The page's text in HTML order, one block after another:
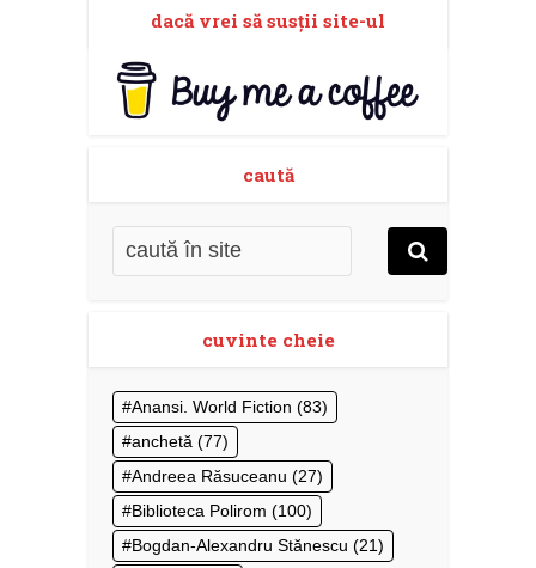
dacă vrei să susţii site-ul
caută
cuvinte cheie
Anansi. World Fiction (83)
anchetă (77)
Andreea Răsuceanu (27)
Biblioteca Polirom (100)
Bogdan-Alexandru Stănescu (21)